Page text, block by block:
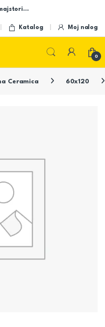
Katalog Moj nalog
0
Ceramica 60x120